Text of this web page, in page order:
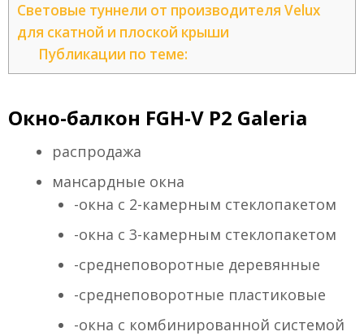
Световые туннели от производителя Velux
для скатной и плоской крыши
Публикации по теме:
Окно-балкон FGH-V P2 Galeria
распродажа
мансардные окна
-окна с 2-камерным стеклопакетом
-окна с 3-камерным стеклопакетом
-среднеповоротные деревянные
-среднеповоротные пластиковые
-окна с комбинированной системой